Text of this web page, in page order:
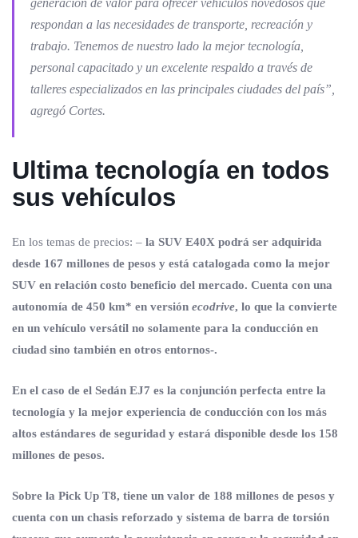
generación de valor para ofrecer vehículos novedosos que
respondan a las necesidades de transporte, recreación y
trabajo. Tenemos de nuestro lado la mejor tecnología,
personal capacitado y un excelente respaldo a través de
talleres especializados en las principales ciudades del país”,
agregó Cortes.
Ultima tecnología en todos
sus vehículos
En los temas de precios: – la SUV E40X podrá ser adquirida
desde 167 millones de pesos y está catalogada como la mejor
SUV en relación costo beneficio del mercado. Cuenta con una
autonomía de 450 km* en versión ecodrive, lo que la convierte
en un vehículo versátil no solamente para la conducción en
ciudad sino también en otros entornos-.
En el caso de el Sedán EJ7 es la conjunción perfecta entre la
tecnología y la mejor experiencia de conducción con los más
altos estándares de seguridad y estará disponible desde los 158
millones de pesos.
Sobre la Pick Up T8, tiene un valor de 188 millones de pesos y
cuenta con un chasis reforzado y sistema de barra de torsión